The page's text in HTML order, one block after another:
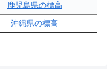
鹿児島県の標高
沖縄県の標高